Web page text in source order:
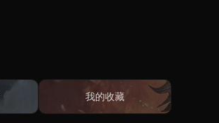
我的收藏